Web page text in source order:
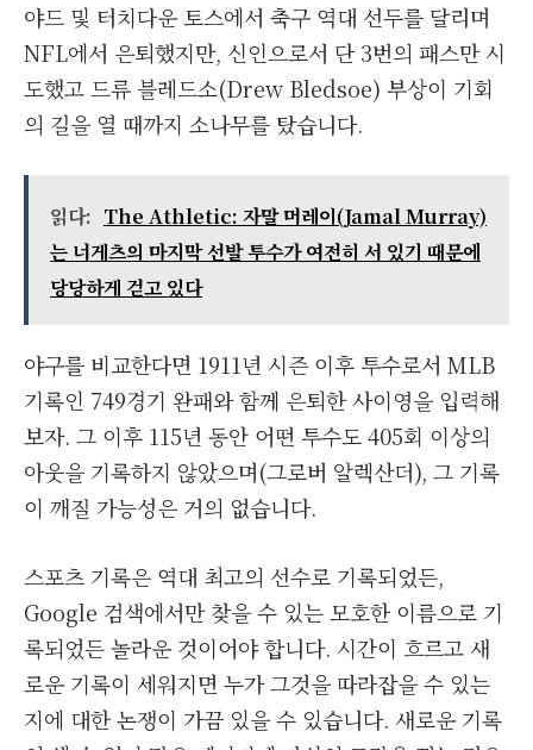
야드 및 터치다운 토스에서 축구 역대 선두를 달리며
NFL에서 은퇴했지만, 신인으로서 단 3번의 패스만 시
도했고 드류 블레드소(Drew Bledsoe) 부상이 기회
의 길을 열 때까지 소나무를 탔습니다.
읽다: The Athletic: 자말 머레이(Jamal Murray)
는 너게츠의 마지막 선발 투수가 여전히 서 있기 때문에
당당하게 걷고 있다
야구를 비교한다면 1911년 시즌 이후 투수로서 MLB
기록인 749경기 완패와 함께 은퇴한 사이영을 입력해
보자. 그 이후 115년 동안 어떤 투수도 405회 이상의
아웃을 기록하지 않았으며(그로버 알렉산더), 그 기록
이 깨질 가능성은 거의 없습니다.
스포츠 기록은 역대 최고의 선수로 기록되었든,
Google 검색에서만 찾을 수 있는 모호한 이름으로 기
록되었든 놀라운 것이어야 합니다. 시간이 흐르고 새
로운 기록이 세워지면 누가 그것을 따라잡을 수 있는
지에 대한 논쟁이 가끔 있을 수 있습니다. 새로운 기록